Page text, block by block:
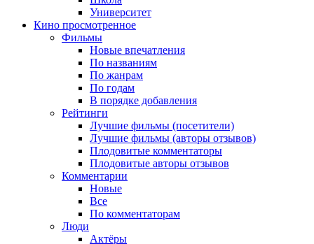
Университет
Кино просмотренное
Фильмы
Новые впечатления
По названиям
По жанрам
По годам
В порядке добавления
Рейтинги
Лучшие фильмы (посетители)
Лучшие фильмы (авторы отзывов)
Плодовитые комментаторы
Плодовитые авторы отзывов
Комментарии
Новые
Все
По комментаторам
Люди
Актёры